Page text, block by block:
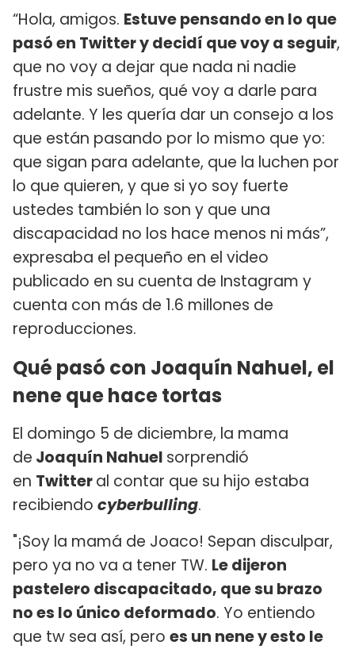
“Hola, amigos. Estuve pensando en lo que
pasó en Twitter y decidí que voy a seguir,
que no voy a dejar que nada ni nadie
frustre mis sueños, qué voy a darle para
adelante. Y les quería dar un consejo a los
que están pasando por lo mismo que yo:
que sigan para adelante, que la luchen por
lo que quieren, y que si yo soy fuerte
ustedes también lo son y que una
discapacidad no los hace menos ni más”,
expresaba el pequeño en el video
publicado en su cuenta de Instagram y
cuenta con más de 1.6 millones de
reproducciones.
Qué pasó con Joaquín Nahuel, el
nene que hace tortas
El domingo 5 de diciembre, la mama
de Joaquín Nahuel sorprendió
en Twitteral contar que su hijo estaba
recibiendo cyberbulling.
"¡Soy la mamá de Joaco! Sepan disculpar,
pero ya no va a tener TW. Le dijeron
pastelero discapacitado, que su brazo
no es lo único deformado. Yo entiendo
que tw sea así, pero es un nene y esto le